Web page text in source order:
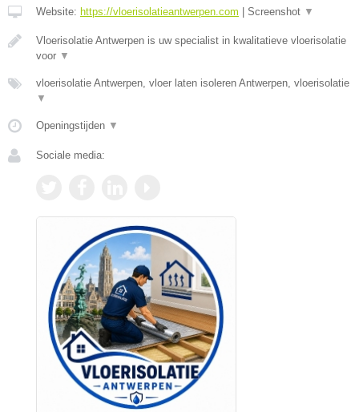
Website: https://vloerisolatieantwerpen.com Screenshot ▼
Vloerisolatie Antwerpen is uw specialist in kwalitatieve vloerisolatie
voor ▼
vloerisolatie Antwerpen, vloer laten isoleren Antwerpen, vloerisolatie
▼
Openingstijden ▼
Sociale media: